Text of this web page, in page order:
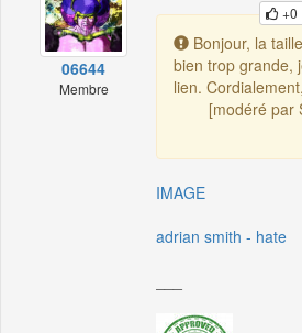
06644
Membre
+0
Bonjour, la
bien trop grande,
lien. Cordialement,
[modéré par
IMAGE
adrian smith - hate